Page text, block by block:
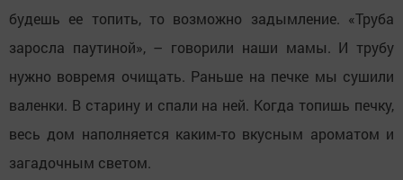
будешь ее топить, то возможно задымление. «Труба
заросла паутиной», – говорили наши мамы. И трубу
нужно вовремя очищать. Раньше на печке мы сушили
валенки. В старину и спали на ней. Когда топишь печку,
весь дом наполняется каким-то вкусным ароматом и
загадочным светом.